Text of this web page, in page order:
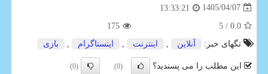
1405/04/07
13:33:21
0.0
/ 5
175
تگهای خبر:
آنلاین , اینترنت , اینستاگرام , بازی
این مطلب را می پسندید؟ (0)
(0)